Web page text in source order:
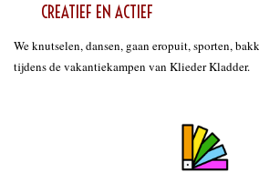
CREATIEF EN ACTIEF
We knutselen, dansen, gaan eropuit, sporten,
tijdens de vakantiekampen van Klieder Kladder.